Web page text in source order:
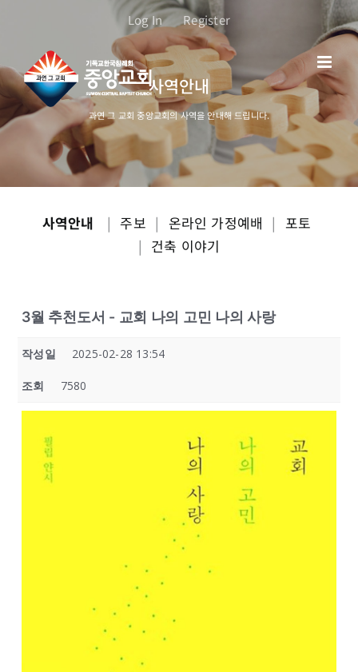
로
건
너
뛰
Log In Register
사역안내
과연 그 교회 중앙교회의 사역을 안내해 드립니다.
사역안내 | 주보 | 온라인 가정예배 | 포토
| 건축 이야기
3월 추천도서 - 교회 나의 고민 나의 사랑
작성일 2025-02-28 13:54
조회 7580